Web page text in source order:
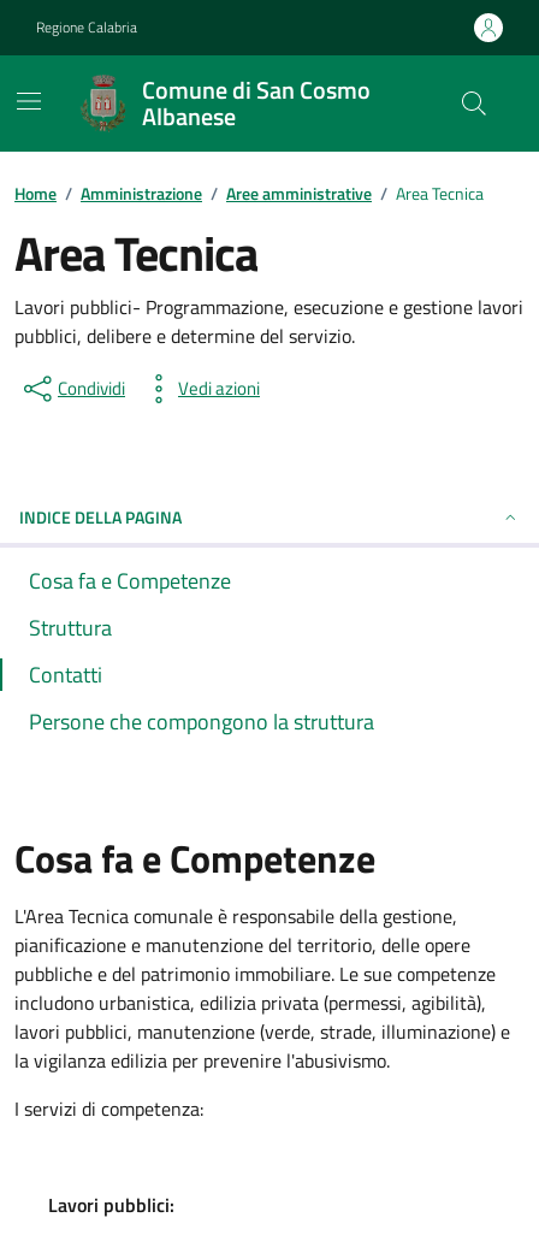
Regione Calabria
Comune di San Cosmo
Albanese
Home / Amministrazione / Aree amministrative / Area Tecnica
Area Tecnica
Lavori pubblici- Programmazione, esecuzione e gestione lavori
pubblici, delibere e determine del servizio.
Condividi Vedi azioni
INDICE DELLA PAGINA
Cosa fa e Competenze
Struttura
Contatti
Persone che compongono la struttura
Cosa fa e Competenze
L'Area Tecnica comunale è responsabile della gestione,
pianificazione e manutenzione del territorio, delle opere
pubbliche e del patrimonio immobiliare. Le sue competenze
includono urbanistica, edilizia privata (permessi, agibilità),
lavori pubblici, manutenzione (verde, strade, illuminazione) e
la vigilanza edilizia per prevenire l'abusivismo.
I servizi di competenza:
Lavori pubblici: